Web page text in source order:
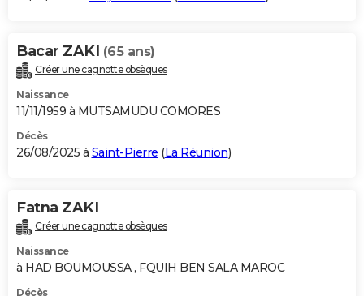
AVIS DE DÉCÈS
Bricolage
Lifestyle
Culture
Sport
Auto
Television
Voyage
Cinema
Bacar ZAKI (65 ans)
Créer une cagnotte obsèques
Naissance
11/11/1959 à MUTSAMUDU COMORES
Décès
26/08/2025 à Saint-Pierre (La Réunion)
Fatna ZAKI
Créer une cagnotte obsèques
Naissance
à HAD BOUMOUSSA , FQUIH BEN SALA MAROC
Décès